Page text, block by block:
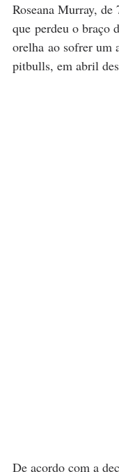
Roseana Murray, de
que perdeu o braço
orelha ao sofrer um
pitbulls, em abril
De acordo com a